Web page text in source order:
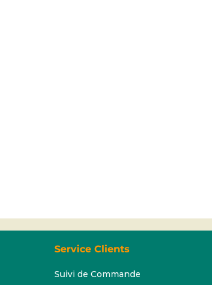
Service Clients
Suivi de Commande